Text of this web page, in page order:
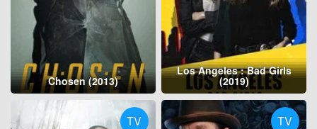
Chosen (2013)
Los Angeles : Bad Girls
(2019)
TV TV